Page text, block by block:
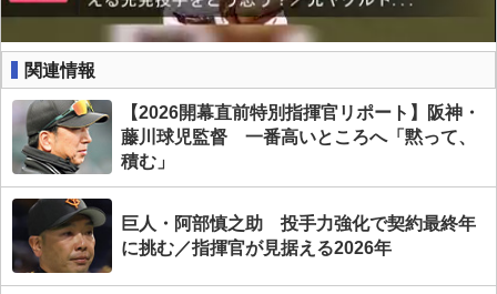
関連情報
【2026開幕直前特別指揮官リポート】阪神・
藤川球児監督 一番高いところへ「黙って、
積む」
巨人・阿部慎之助 投手力強化で契約最終年
に挑む／指揮官が見据える2026年